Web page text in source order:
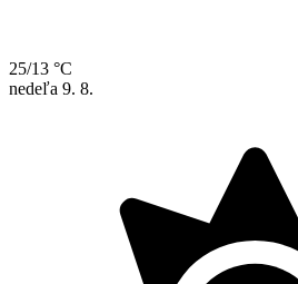
25/13 °C
nedeľa 9. 8.